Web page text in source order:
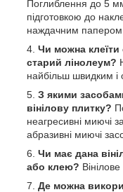
Поглиблення до 5
підготовкою до
наждачним папером
Чи можна клеїти
старий лінолеум?
найбільш швидким
З якими
вінілову плитку?
неагресивні миючі
абразивні миючі
Чи має дана
або клею?
Де можна